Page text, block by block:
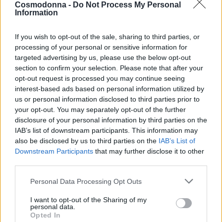
Cosmodonna - Do Not Process My Personal
Information
If you wish to opt-out of the sale, sharing to third parties, or
processing of your personal or sensitive information for
targeted advertising by us, please use the below opt-out
section to confirm your selection. Please note that after your
opt-out request is processed you may continue seeing
interest-based ads based on personal information utilized by
us or personal information disclosed to third parties prior to
your opt-out. You may separately opt-out of the further
disclosure of your personal information by third parties on the
IAB’s list of downstream participants. This information may
also be disclosed by us to third parties on the IAB’s List of
Downstream Participants that may further disclose it to other
Personal Data Processing Opt Outs
I want to opt-out of the Sharing of my
personal data.
Opted In
Περιγραφή
Επιπλέον πληροφορίες
ΑΛΟΥΜΙΝΟΧΑΡΤΟ ΦΥΛΛΑ 5Χ11 ETHEREAL 500ΤΕΜ FRAMAR
13007
500 φύλλα – 5×11″ – προκομμένο – προδιπλωμένο φύλλο.
ονειρευόσασταν.
Ένα μεγαλειώδες αιθέριο ιριδίζον αλουμινόχαρτο που
είναι έτοιμο να το χρησιμοποιήσεις το δευτερόλεπτο που